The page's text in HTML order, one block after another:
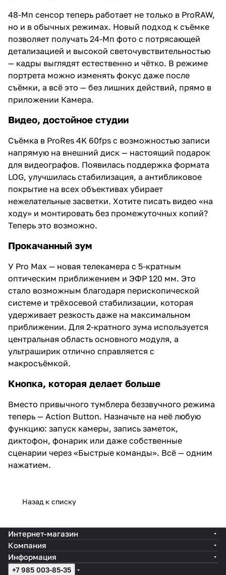
48-Мп сенсор теперь работает не только в ProRAW,
но и в обычных режимах. Новый подход к съёмке
позволяет получать 24-Мп фото с потрясающей
детализацией и высокой светочувствительностью
— кадры выглядят естественно и чётко. В режиме
портрета можно изменять фокус даже после
съёмки, а всё это — без лишних действий, прямо в
приложении Камера.
Видео, достойное студии
Съёмка в ProRes 4K 60fps с возможностью записи
напрямую на внешний диск — настоящий подарок
для видеографов. Появилась поддержка формата
LOG, улучшилась стабилизация, а антибликовое
покрытие на всех объективах убирает
нежелательные засветки. Хотите писать видео «на
ходу» и монтировать без промежуточных копий?
Теперь это возможно.
Прокачанный зум
У Pro Max — новая телекамера с 5-кратным
оптическим приближением и ЭФР 120 мм. Это
стало возможным благодаря перископической
системе и трёхосевой стабилизации, которая
удерживает резкость даже на максимальном
приближении. Для 2-кратного зума используется
центральная область основного модуля, а
ультраширик отлично справляется с
макросъёмкой.
Кнопка, которая делает больше
Вместо привычного тумблера беззвучного режима
теперь — Action Button. Назначьте на неё любую
функцию: запуск камеры, запись заметок,
диктофон, фонарик или даже собственные
сценарии через «Быстрые команды». Всё — одним
нажатием.
Назад к списку
Интернет-магазин
Компания
Информация
+7 985 003-85-35